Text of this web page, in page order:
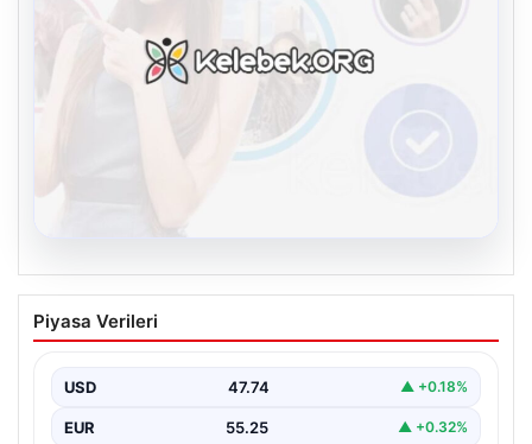
Kelebek chat adresi İle Sanal İletişimin
Güvenli Adresi Ve Sohbet Deneyimi
sağlaması büyük bir önem taşımaktadır. Halen birçok…
Piyasa Verileri
USD 47.74 ▲ +0.18%
EUR 55.25 ▲ +0.32%